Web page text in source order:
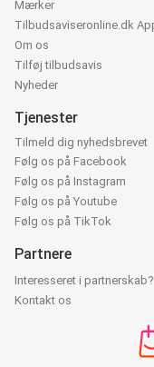
Mærker
Tilbudsaviseronline.dk
Om os
Tilføj tilbudsavis
Nyheder
Tjenester
Tilmeld dig nyhedsbrevet
Følg os på Facebook
Følg os på Instagram
Følg os på Youtube
Følg os på TikTok
Partnere
Interesseret i partnerskab?
Kontakt os